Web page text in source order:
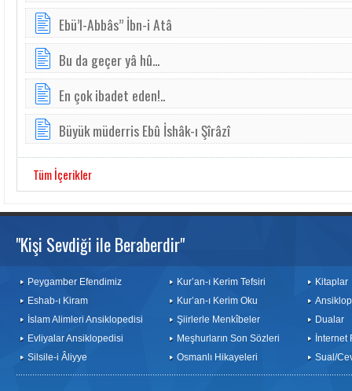
Ebü’l-Abbâs” İbn-i Atâ
Bu da geçer yâ hû...
En çok ibadet eden!..
Büyük müderris Ebû İshâk-ı Şîrâzî
Tüm İçerikler
"Kişi Sevdiği ile Beraberdir"
Peygamber Efendimiz
Eshab-ı Kiram
İslam Alimleri Ansiklopedisi
Evliyalar Ansiklopedisi
Silsile-i Âliyye
Kur’an-ı Kerim Tefsiri
Kur’an-ı Kerim Oku
Şiirlerle Menkîbeler
Meşhurların Son Sözleri
Osmanlı Hikayeleri
Kitaplar
Dualar
İnternet
Sual/